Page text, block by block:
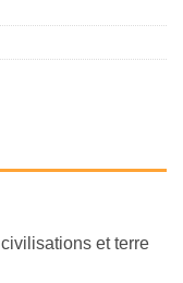
et terre